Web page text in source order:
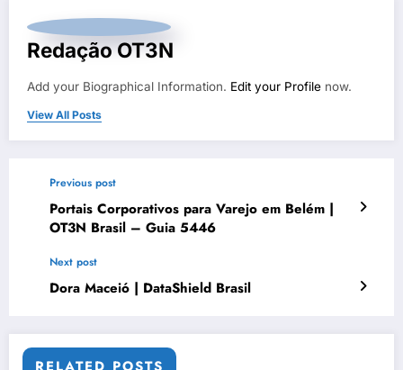
Redação OT3N
Add your Biographical Information. Edit your Profile now.
View All Posts
Previous post
Portais Corporativos para Varejo em Belém |
OT3N Brasil – Guia 5446
Next post
Dora Maceió | DataShield Brasil